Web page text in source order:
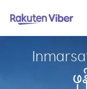
ဖု